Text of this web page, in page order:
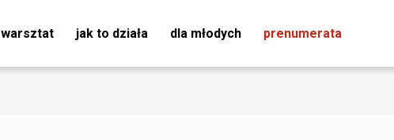
warsztat jak to działa dla młodych prenumerata